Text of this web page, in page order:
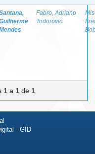
Fabro, Adriano
Todorovic
1 a 1 de 1
- GID